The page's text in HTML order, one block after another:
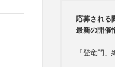
応募される
最新の開催
「登竜門」